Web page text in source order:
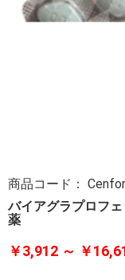
商品コード：
バイアグラプロフ
薬
￥3,912 ～ ￥